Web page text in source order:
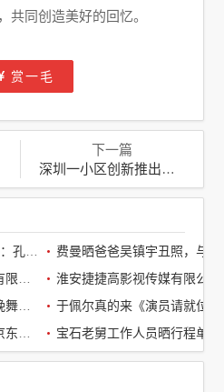
共同创造美好的回忆。
赏一毛
下一篇
深圳一小区创新推出付费共享电梯，居民生活再添便利
淮安捷捷高影视传媒有限公司